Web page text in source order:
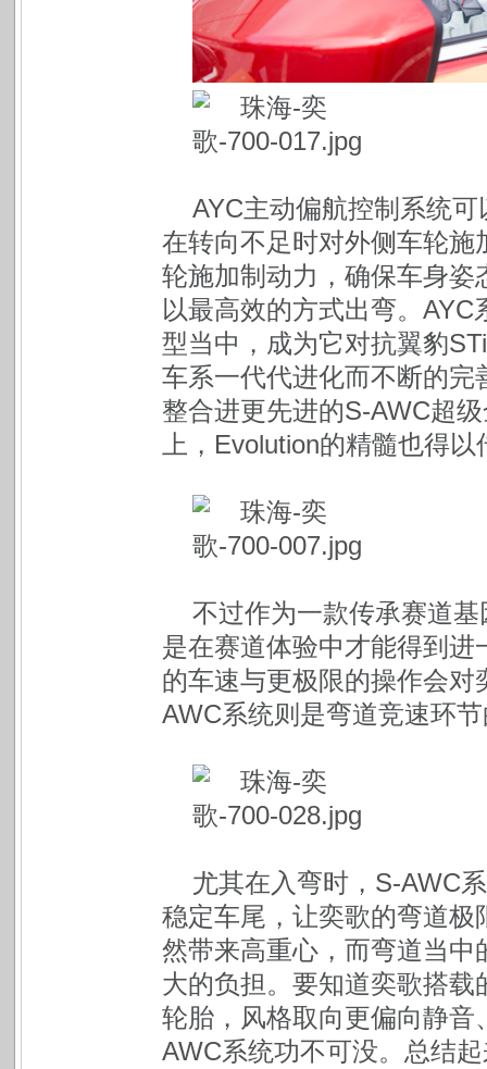
AYC主动偏航控制系统
在转向不足时对外侧车轮
轮施加制动力，确保车身
以最高效的方式出弯。
型当中，成为它对抗翼豹
车系一代代进化而不断的完
整合进更先进的S-AWC超
上，Evolution的精髓也得以
不过作为一款传承赛道
是在赛道体验中才能得到
的车速与更极限的操作会
AWC系统则是弯道竞速环
尤其在入弯时，S-AWC
稳定车尾，让奕歌的弯道
然带来高重心，而弯道当
大的负担。要知道奕歌搭
轮胎，风格取向更偏向静
AWC系统功不可没。总结